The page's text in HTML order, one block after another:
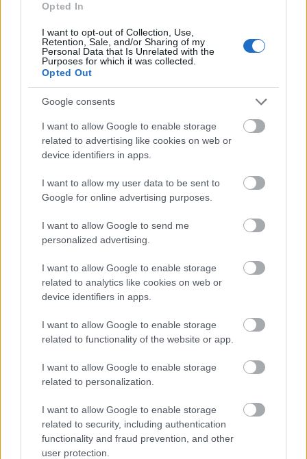
Opted In
I want to opt-out of Collection, Use,
Retention, Sale, and/or Sharing of my
Personal Data that Is Unrelated with the
Purposes for which it was collected.
Opted Out
Google consents
I want to allow Google to enable storage
related to advertising like cookies on web or
device identifiers in apps.
I want to allow my user data to be sent to
Google for online advertising purposes.
I want to allow Google to send me
personalized advertising.
I want to allow Google to enable storage
related to analytics like cookies on web or
device identifiers in apps.
I want to allow Google to enable storage
related to functionality of the website or app.
I want to allow Google to enable storage
related to personalization.
I want to allow Google to enable storage
related to security, including authentication
functionality and fraud prevention, and other
user protection.
ellenőrzést akar bevezetni Madrid
HÍREK 2 órája
asztalnál? A Harvard tapasztalatait hozza el a
magyar alapítvány
INTERJÚ 2 órája
Belgiumtól Írországig: ez az öt sörhatalom
vezeti az uniós exportot
HÍREK 2 órája